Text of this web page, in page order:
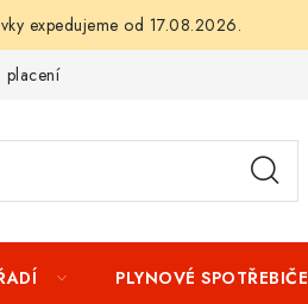
expedujeme od 17.08.2026.
placení
PLYNOVÉ SPOTŘEBIČE